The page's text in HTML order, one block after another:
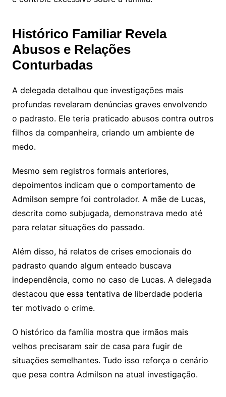
Histórico Familiar Revela
Abusos e Relações
Conturbadas
A delegada detalhou que investigações mais
profundas revelaram denúncias graves envolvendo
o padrasto. Ele teria praticado abusos contra outros
filhos da companheira, criando um ambiente de
medo.
Mesmo sem registros formais anteriores,
depoimentos indicam que o comportamento de
Admilson sempre foi controlador. A mãe de Lucas,
descrita como subjugada, demonstrava medo até
para relatar situações do passado.
Além disso, há relatos de crises emocionais do
padrasto quando algum enteado buscava
independência, como no caso de Lucas. A delegada
destacou que essa tentativa de liberdade poderia
ter motivado o crime.
O histórico da família mostra que irmãos mais
velhos precisaram sair de casa para fugir de
situações semelhantes. Tudo isso reforça o cenário
que pesa contra Admilson na atual investigação.